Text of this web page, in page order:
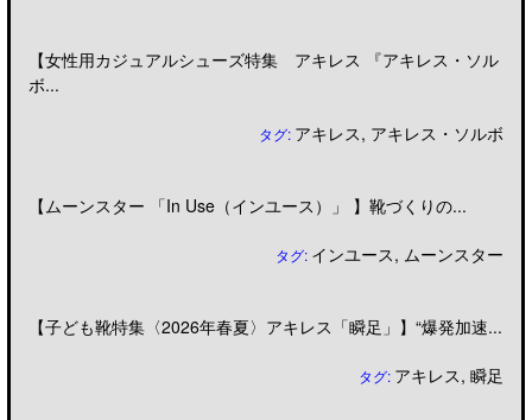
【女性用カジュアルシューズ特集 アキレス 『アキレス・ソル
ボ...
タグ: アキレス, アキレス・ソルボ
【ムーンスター 「In Use（インユース）」 】靴づくりの...
タグ: インユース, ムーンスター
【子ども靴特集〈2026年春夏〉アキレス「瞬足」】“爆発加速...
タグ: アキレス,瞬足